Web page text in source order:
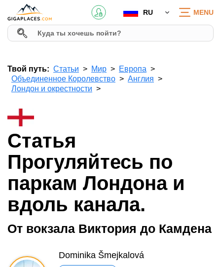
RU MENU
Твой путь: Статьи Мир
Европа
Объединенное Королевство
Англия
Лондон и окрестности
Статья
Прогуляйтесь по
паркам Лондона и
вдоль канала.
От вокзала Виктория до Камдена
Dominika Šmejkalová